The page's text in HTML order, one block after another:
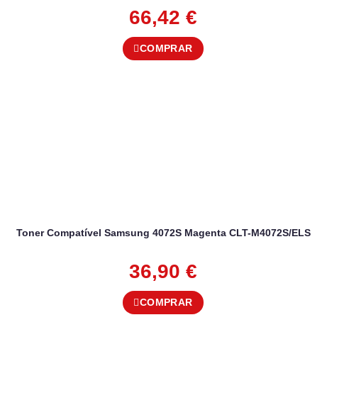
66,42 €
COMPRAR
Toner Compatível Samsung 4072S Magenta CLT-M4072S/ELS
36,90 €
COMPRAR